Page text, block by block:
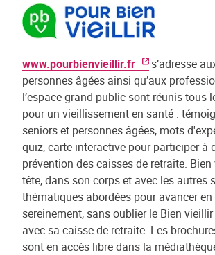
www.pourbienvieillir.fr
s’adresse
personnes âgées ainsi qu’aux
l’espace grand public sont réunis tous
pour un vieillissement en santé :
seniors et personnes âgées, mots
quiz, carte interactive pour participer à
prévention des caisses de retraite.
tête, dans son corps et avec les autres
thématiques abordées pour avancer en
sereinement, sans oublier le Bien
avec sa caisse de retraite. Les
sont en accès libre dans la